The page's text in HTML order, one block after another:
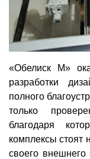
«Обелиск М»
разработки
полного
только
благодаря
комплексы стоят
своего